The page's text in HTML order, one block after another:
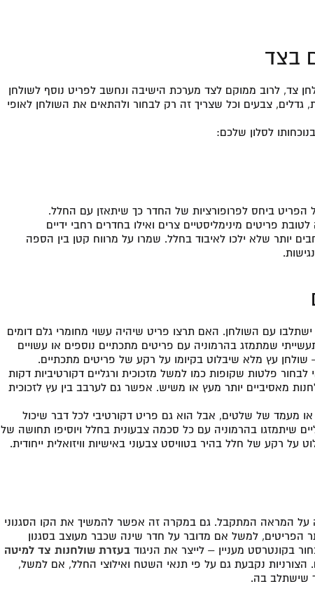
בצד
צד, לרוב ממוקם לצד מערכת הישיבה ונחשב לפריט נוסף לשולחן
גדלים, צבעים וכל שצריך זה רק לבחור ולהתאים את השולחן לאופי
ביחס לפרופורציות של החדר כך שיתאזן עם החלל.
פריטים מינימליסטיים צרים ואילו בחדרים רחבי ידיים
יותר שלא ילכו לאיבוד בחלל. שמרו על מרווח קטן בין הספה
עם השולחן. האם תרצו פריט שיהיה עשוי מחומרי גלם דומים
שמתמזג בהרמוניה עם פריטים מתכתיים נוספים או עשויים
עץ מלא שיבלוט בקיומו על רקע של פריטים מתכתיים.
פלטות שקופות כמו למשל מזכוכית ורגליים דקורטיביות דקות
מאסיביים יותר מעץ או משיש. אפשר גם לערבב בין עץ לזכוכית
מעמד של שלטים, אבל הוא גם פריט דקורטיבי לכל דבר שיכול
שיתמזגו בהרמוניה עם כל סכמה צבעונית בחלל ויוסיפו תחושה של
על רקע של חלל בהיר בטוויסט צבעוני באישיות וויזואלית ייחודית.
על המראה המתקבל. גם במקרה זה אפשר להמשיך את הקו הסגנוני
הפריטים, למשל אם מדובר על חדר שינה שכבר מעוצב בסגנון
בקונטרסט מעניין – לייצר את הניגוד בעזרת שולחנות צד למיטה
הצורניות נקבעת גם על פי תנאי השטח ואילוצי החלל, אם למשל,
שישתלב בה.